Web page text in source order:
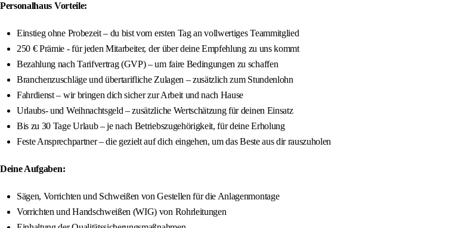
Personalhaus Vorteile:
Einstieg ohne Probezeit – du bist vom ersten Tag an vollwertiges Teammitglied
250 € Prämie - für jeden Mitarbeiter, der über deine Empfehlung zu uns kommt
Bezahlung nach Tarifvertrag (GVP) – um faire Bedingungen zu schaffen
Branchenzuschläge und übertarifliche Zulagen – zusätzlich zum Stundenlohn
Fahrdienst – wir bringen dich sicher zur Arbeit und nach Hause
Urlaubs- und Weihnachtsgeld – zusätzliche Wertschätzung für deinen Einsatz
Bis zu 30 Tage Urlaub – je nach Betriebszugehörigkeit, für deine Erholung
Feste Ansprechpartner – die gezielt auf dich eingehen, um das Beste aus dir rauszuholen
Deine Aufgaben:
Sägen, Vorrichten und Schweißen von Gestellen für die Anlagenmontage
Vorrichten und Handschweißen (WIG) von Rohrleitungen